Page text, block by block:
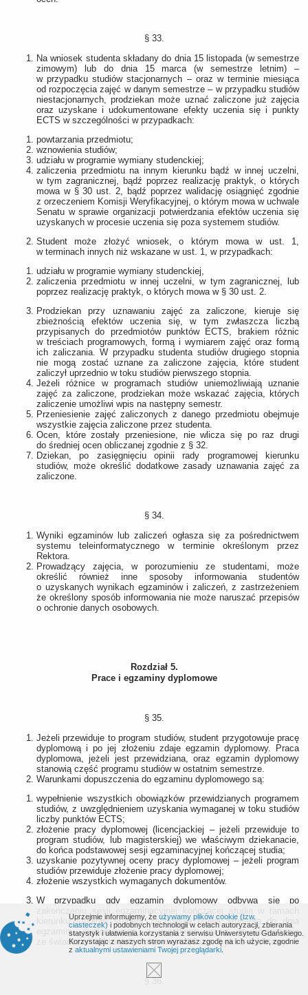
§ 33.
Na wniosek studenta składany do dnia 15 listopada (w semestrze
zimowym) lub do dnia 15 marca (w semestrze letnim) ‒
w przypadku studiów stacjonarnych ‒ oraz w terminie miesiąca
od rozpoczęcia zajęć w danym semestrze ‒ w przypadku studiów
niestacjonarnych, prodziekan może uznać zaliczone już zajęcia
oraz uzyskane i udokumentowane efekty uczenia się i punkty
ECTS w szczególności w przypadkach:
powtarzania przedmiotu;
wznowienia studiów;
udziału w programie wymiany studenckiej;
zaliczenia przedmiotu na innym kierunku bądź w innej uczelni,
w tym zagranicznej, bądź poprzez realizację praktyk, o których
mowa w § 30 ust. 2, bądź poprzez walidację osiągnięć zgodnie
z orzeczeniem Komisji Weryfikacyjnej, o którym mowa w uchwale
Senatu w sprawie organizacji potwierdzania efektów uczenia się
uzyskanych w procesie uczenia się poza systemem studiów.
Student może złożyć wniosek, o którym mowa w ust. 1,
w terminach innych niż wskazane w ust. 1, w przypadkach:
udziału w programie wymiany studenckiej,
zaliczenia przedmiotu w innej uczelni, w tym zagranicznej, lub
poprzez realizację praktyk, o których mowa w § 30 ust. 2.
Prodziekan przy uznawaniu zajęć za zaliczone, kieruje się
zbieżnością efektów uczenia się, w tym zwłaszcza liczbą
przypisanych do przedmiotów punktów ECTS, brakiem różnic
w treściach programowych, formą i wymiarem zajęć oraz formą
ich zaliczania. W przypadku studenta studiów drugiego stopnia
nie mogą zostać uznane za zaliczone zajęcia, które student
zaliczył uprzednio w toku studiów pierwszego stopnia.
Jeżeli różnice w programach studiów uniemożliwiają uznanie
zajęć za zaliczone, prodziekan może wskazać zajęcia, których
zaliczenie umożliwi wpis na następny semestr.
Przeniesienie zajęć zaliczonych z danego przedmiotu obejmuje
wszystkie zajęcia zaliczone przez studenta.
Ocen, które zostały przeniesione, nie wlicza się po raz drugi
do średniej ocen obliczanej zgodnie z § 32.
Dziekan, po zasięgnięciu opinii rady programowej kierunku
studiów, może określić dodatkowe zasady uznawania zajęć za
zaliczone.
§ 34.
Wyniki egzaminów lub zaliczeń ogłasza się za pośrednictwem
systemu teleinformatycznego w terminie określonym przez
Rektora.
Prowadzący zajęcia, w porozumieniu ze studentami, może
określić również inne sposoby informowania studentów
o uzyskanych wynikach egzaminów i zaliczeń, z zastrzeżeniem
że określony sposób informowania nie może naruszać przepisów
o ochronie danych osobowych.
Rozdział 5.
Prace i egzaminy dyplomowe
§ 35.
Jeżeli przewiduje to program studiów, student przygotowuje pracę
dyplomową i po jej złożeniu zdaje egzamin dyplomowy. Praca
dyplomowa, jeżeli jest przewidziana, oraz egzamin dyplomowy
stanowią część programu studiów w ostatnim semestrze.
Warunkami dopuszczenia do egzaminu dyplomowego są:
wypełnienie wszystkich obowiązków przewidzianych programem
studiów, z uwzględnieniem uzyskania wymaganej w toku studiów
liczby punktów ECTS;
złożenie pracy dyplomowej (licencjackiej ‒ jeżeli przewiduje to
program studiów, lub magisterskiej) we właściwym dziekanacie,
do końca podstawowej sesji egzaminacyjnej kończącej studia;
uzyskanie pozytywnej oceny pracy dyplomowej ‒ jeżeli program
studiów przewiduje złożenie pracy dyplomowej;
złożenie wszystkich wymaganych dokumentów.
W przypadku gdy egzamin dyplomowy odbywa się po
zakończeniu sesji egzaminacyjnej kończącej studia w ramach
kierunku studiów, student zachowuje prawa studenta do dnia
egzaminu dyplomowego, z wyjątkiem prawa do korzystania
ze świadczeń, o których mowa w art. 86 ust. 1 pkt 1–4 Ustawy.
§ 36.
Uprzejmie informujemy, że używamy plików cookie (tzw.
ciasteczek) i podobnych technologii w celach autoryzacji, zbierania
statystyk i ułatwienia korzystania z serwisu Uniwersytetu Gdańskiego.
Korzystając z naszych stron wyrażasz zgodę na ich użycie, zgodnie
z aktualnymi ustawieniami Twojej przeglądarki